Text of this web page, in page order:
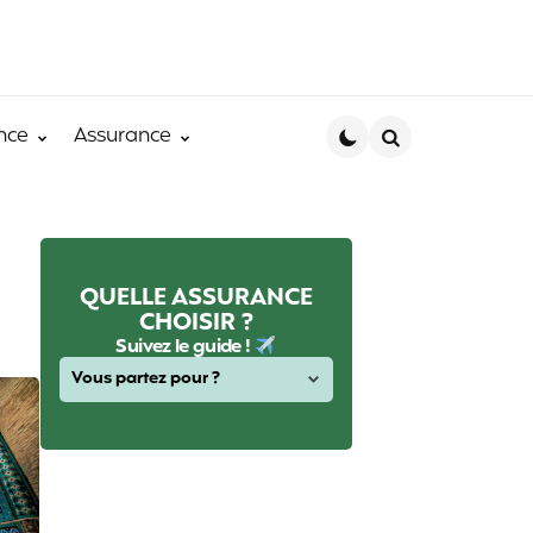
Assurance
QUELLE ASSURANCE
CHOISIR ?
Suivez le guide !